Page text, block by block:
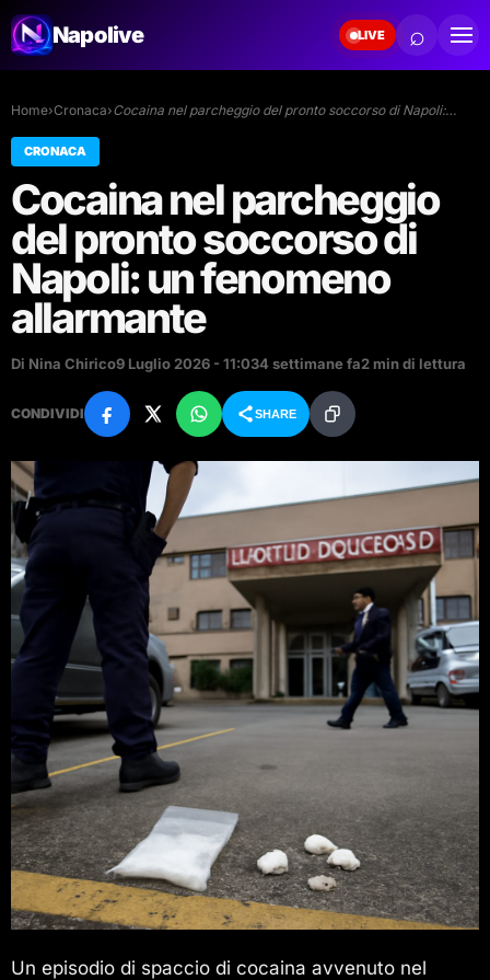
Napolive LIVE ⌕
Home›Cronaca›Cocaina nel parcheggio del pronto soccorso di Napoli:…
CRONACA
Cocaina nel parcheggio
del pronto soccorso di
Napoli: un fenomeno
allarmante
Di Nina Chirico9 Luglio 2026 - 11:034 settimane fa2 min di lettura
CONDIVIDI SHARE
Un episodio di spaccio di cocaina avvenuto nel